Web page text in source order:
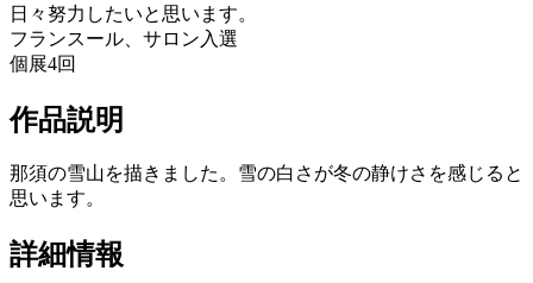
日々努力したいと思います。
フランスール、サロン入選
個展4回
作品説明
那須の雪山を描きました。雪の白さが冬の静けさを感じると
思います。
詳細情報